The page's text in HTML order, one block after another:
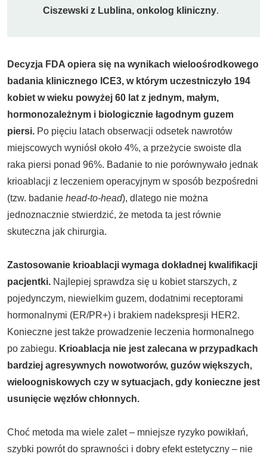
Ciszewski z Lublina, onkolog kliniczny.
Decyzja FDA opiera się na wynikach wieloośrodkowego
badania klinicznego ICE3, w którym uczestniczyło 194
kobiet w wieku powyżej 60 lat z jednym, małym,
hormonozależnym i biologicznie łagodnym guzem
piersi. Po pięciu latach obserwacji odsetek nawrotów
miejscowych wyniósł około 4%, a przeżycie swoiste dla
raka piersi ponad 96%. Badanie to nie porównywało jednak
krioablacji z leczeniem operacyjnym w sposób bezpośredni
(tzw. badanie head-to-head), dlatego nie można
jednoznacznie stwierdzić, że metoda ta jest równie
skuteczna jak chirurgia.
Zastosowanie krioablacji wymaga dokładnej kwalifikacji
pacjentki. Najlepiej sprawdza się u kobiet starszych, z
pojedynczym, niewielkim guzem, dodatnimi receptorami
hormonalnymi (ER/PR+) i brakiem nadekspresji HER2.
Konieczne jest także prowadzenie leczenia hormonalnego
po zabiegu. Krioablacja nie jest zalecana w przypadkach
bardziej agresywnych nowotworów, guzów większych,
wieloogniskowych czy w sytuacjach, gdy konieczne jest
usunięcie węzłów chłonnych.
Choć metoda ma wiele zalet – mniejsze ryzyko powikłań,
szybki powrót do sprawności i dobry efekt estetyczny – nie